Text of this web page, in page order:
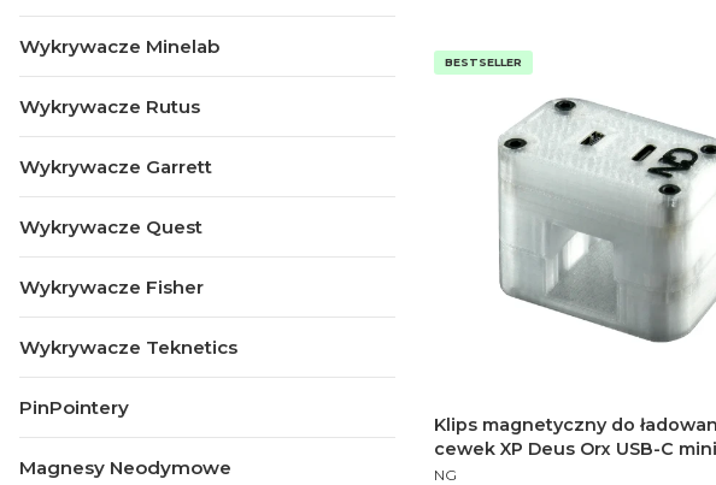
Wykrywacze Minelab
Wykrywacze Rutus
Wykrywacze Garrett
Wykrywacze Quest
Wykrywacze Fisher
Wykrywacze Teknetics
PinPointery
Magnesy Neodymowe
BESTSELLER
Klips magnetyczny do
cewek XP Deus Orx USB-C
PRODUCENT
NG